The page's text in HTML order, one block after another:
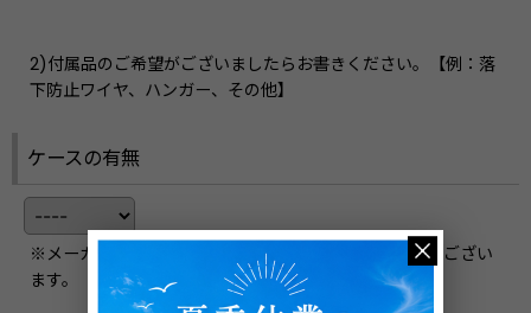
2)付属品のご希望がございましたらお書きください。【例：落
下防止ワイヤ、ハンガー、その他】
ケースの有無
※メーカーとモデルによっては、ご提供できない場合もござい
ます。